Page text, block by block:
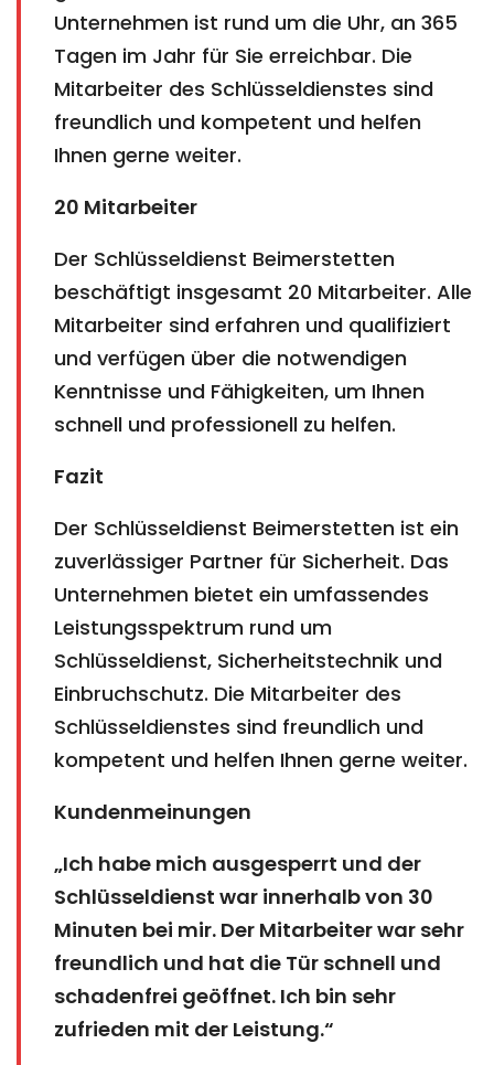
Unternehmen ist rund um die Uhr, an 365
Tagen im Jahr für Sie erreichbar. Die
Mitarbeiter des Schlüsseldienstes sind
freundlich und kompetent und helfen
Ihnen gerne weiter.
20 Mitarbeiter
Der Schlüsseldienst Beimerstetten
beschäftigt insgesamt 20 Mitarbeiter. Alle
Mitarbeiter sind erfahren und qualifiziert
und verfügen über die notwendigen
Kenntnisse und Fähigkeiten, um Ihnen
schnell und professionell zu helfen.
Fazit
Der Schlüsseldienst Beimerstetten ist ein
zuverlässiger Partner für Sicherheit. Das
Unternehmen bietet ein umfassendes
Leistungsspektrum rund um
Schlüsseldienst, Sicherheitstechnik und
Einbruchschutz. Die Mitarbeiter des
Schlüsseldienstes sind freundlich und
kompetent und helfen Ihnen gerne weiter.
Kundenmeinungen
„Ich habe mich ausgesperrt und der
Schlüsseldienst war innerhalb von 30
Minuten bei mir. Der Mitarbeiter war sehr
freundlich und hat die Tür schnell und
schadenfrei geöffnet. Ich bin sehr
zufrieden mit der Leistung.“